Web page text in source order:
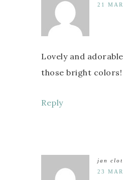
21
Lovely and
those bright colors!
Reply
jan
23